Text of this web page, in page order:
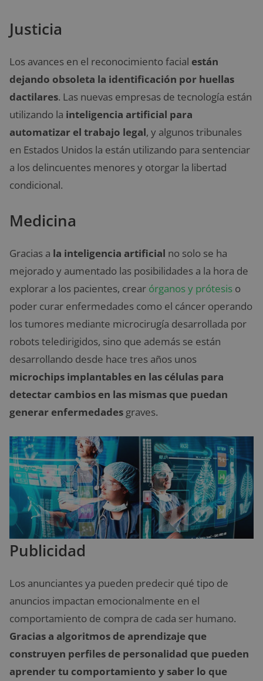
Justicia
Los avances en el reconocimiento facial están
dejando obsoleta la identificación por huellas
dactilares. Las nuevas empresas de tecnología están
utilizando la inteligencia artificial para
automatizar el trabajo legal, y algunos tribunales
en Estados Unidos la están utilizando para sentenciar
a los delincuentes menores y otorgar la libertad
condicional.
Medicina
Gracias a la inteligencia artificial no solo se ha
mejorado y aumentado las posibilidades a la hora de
explorar a los pacientes, crear órganos y prótesis o
poder curar enfermedades como el cáncer operando
los tumores mediante microcirugía desarrollada por
robots teledirigidos, sino que además se están
desarrollando desde hace tres años unos
microchips implantables en las células para
detectar cambios en las mismas que puedan
generar enfermedades graves.
Publicidad
Los anunciantes ya pueden predecir qué tipo de
anuncios impactan emocionalmente en el
comportamiento de compra de cada ser humano.
Gracias a algoritmos de aprendizaje que
construyen perfiles de personalidad que pueden
aprender tu comportamiento y saber lo que